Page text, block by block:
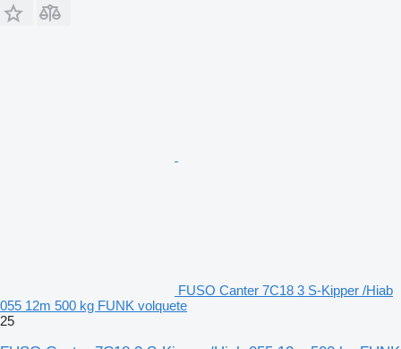
FUSO Canter 7C18 3 S-Kipper /Hiab
055 12m 500 kg FUNK volquete
25